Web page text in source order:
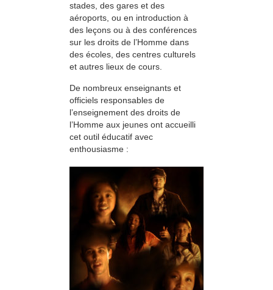
stades, des gares et des
aéroports, ou en introduction à
des leçons ou à des conférences
sur les droits de l’Homme dans
des écoles, des centres culturels
et autres lieux de cours.
De nombreux enseignants et
officiels responsables de
l’enseignement des droits de
l’Homme aux jeunes ont accueilli
cet outil éducatif avec
enthousiasme :